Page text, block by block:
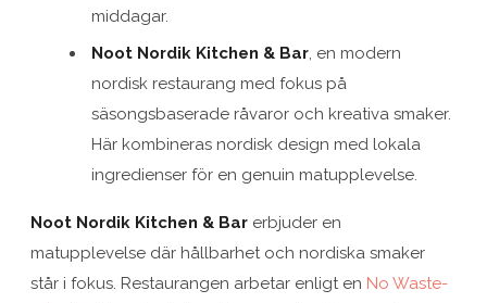
middagar.
Noot Nordik Kitchen & Bar, en modern
nordisk restaurang med fokus på
säsongsbaserade råvaror och kreativa smaker.
Här kombineras nordisk design med lokala
ingredienser för en genuin matupplevelse.
Noot Nordik Kitchen & Bar erbjuder en
matupplevelse där hållbarhet och nordiska smaker
står i fokus. Restaurangen arbetar enligt en No Waste-